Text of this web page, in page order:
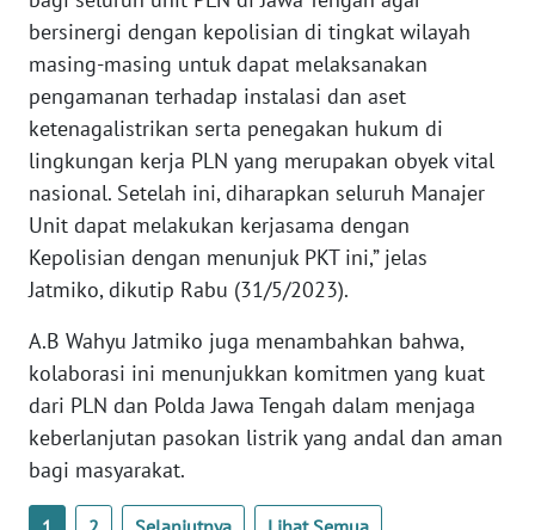
bersinergi dengan kepolisian di tingkat wilayah
masing-masing untuk dapat melaksanakan
pengamanan terhadap instalasi dan aset
ketenagalistrikan serta penegakan hukum di
lingkungan kerja PLN yang merupakan obyek vital
nasional. Setelah ini, diharapkan seluruh Manajer
Unit dapat melakukan kerjasama dengan
Kepolisian dengan menunjuk PKT ini,” jelas
Jatmiko, dikutip Rabu (31/5/2023).
A.B Wahyu Jatmiko juga menambahkan bahwa,
kolaborasi ini menunjukkan komitmen yang kuat
dari PLN dan Polda Jawa Tengah dalam menjaga
keberlanjutan pasokan listrik yang andal dan aman
bagi masyarakat.
NTB
WN
SULTENG
WN
SULBAR
WN
BABEL
WN
SUMBAR
WN
WN